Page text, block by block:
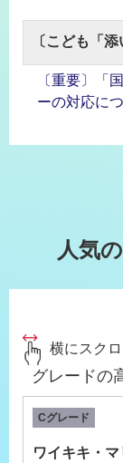
〔こども「
〔重要〕「
ーの対応に
人気
横にスク
グレードの
Cグレード
ワイキキ・マ